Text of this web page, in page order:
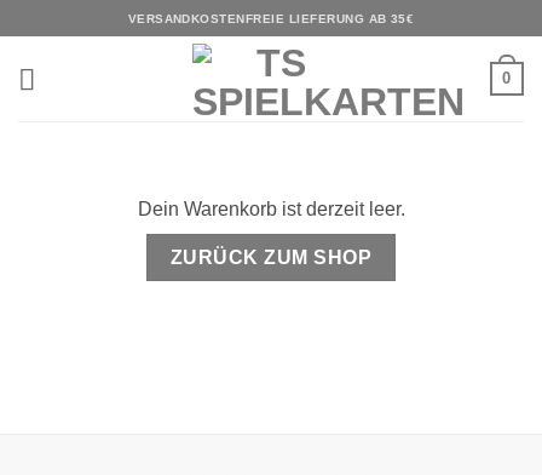
springen
VERSANDKOSTENFREIE LIEFERUNG AB 35€
0
Dein Warenkorb ist derzeit leer.
ZURÜCK ZUM SHOP